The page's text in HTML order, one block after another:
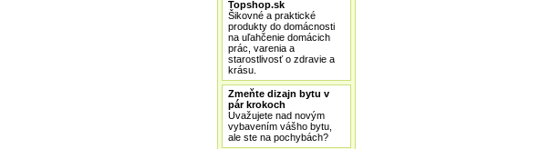
Topshop.sk
Šikovné a praktické
produkty do domácnosti
na uľahčenie domácich
prác, varenia a
starostlivosť o zdravie a
krásu.
Zmeňte dizajn bytu v
pár krokoch
Uvažujete nad novým
vybavením vášho bytu,
ale ste na pochybách?